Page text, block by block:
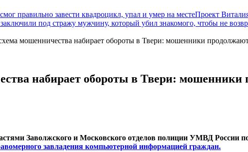
правильно завести квадроцикл, упал и умер на местеПроект
под стражу мужчину, который убил знакомого, чтобы не
мошенничества набирает обороты в Твери: мошенники
набирает обороты в Твери:
Заволжского и Московского отделов полиции УМВД России
завладения компьютерной информацией граждан.